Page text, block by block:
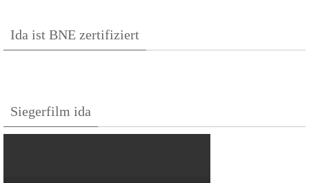
Ida ist BNE zertifiziert
Siegerfilm ida